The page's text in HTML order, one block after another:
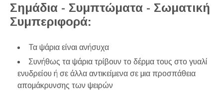
Σημάδια - Συμπτώματα - Σωματική
Συμπεριφορά:
Τα ψάρια είναι ανήσυχα
Συνήθως τα ψάρια τρίβουν το δέρμα τους στο γυαλί
ενυδρείου ή σε άλλα αντικείμενα σε μια προσπάθεια
απομάκρυνσης των ψειρών